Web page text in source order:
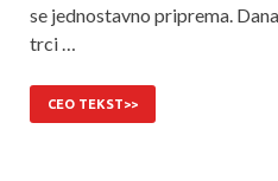
se jednostavno priprema.
trci …
CEO TEKST>>